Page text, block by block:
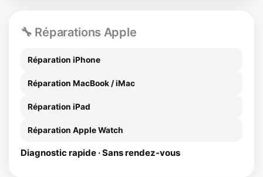
🔧 Réparations Apple
Réparation iPhone
Réparation MacBook / iMac
Réparation iPad
Réparation Apple Watch
Diagnostic rapide · Sans rendez-vous